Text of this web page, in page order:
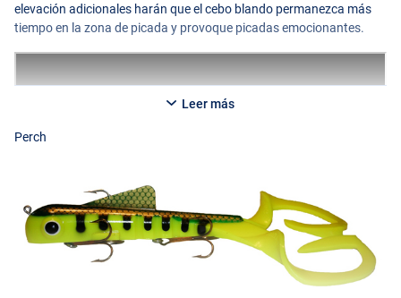
elevación adicionales harán que el cebo blando permanezca más
tiempo en la zona de picada y provoque picadas emocionantes.
Leer más
Perch